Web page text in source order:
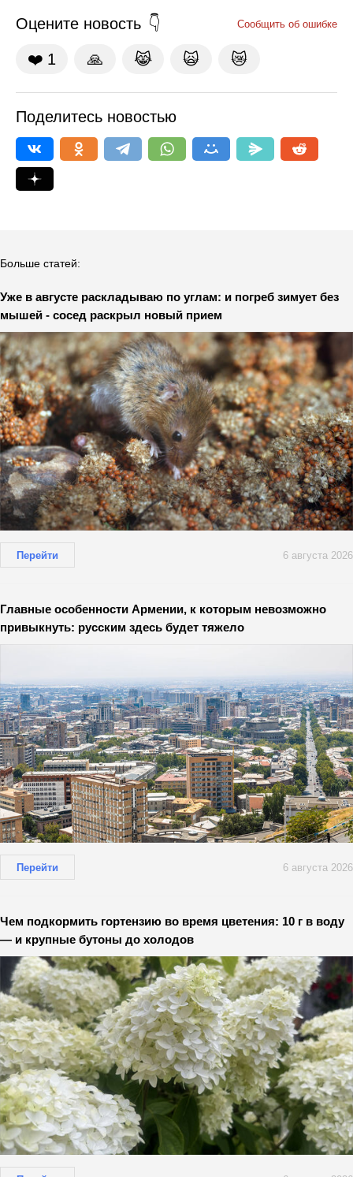
Оцените новость Сообщить об ошибке
❤️ 1 🙏 😹 🙀 😿
Поделитесь новостью
Больше статей:
Уже в августе раскладываю по углам: и погреб зимует без
мышей - сосед раскрыл новый прием
Перейти 6 августа 2026
Главные особенности Армении, к которым невозможно
привыкнуть: русским здесь будет тяжело
Перейти 6 августа 2026
Чем подкормить гортензию во время цветения: 10 г в воду
— и крупные бутоны до холодов